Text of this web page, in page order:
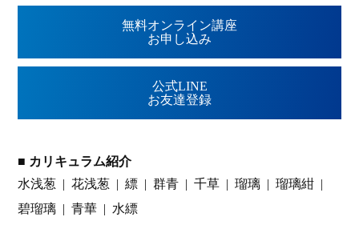
無料オンライン講座
お申し込み
公式LINE
お友達登録
■ カリキュラム紹介
水浅葱
花浅葱 縹 群青 千草 瑠璃
瑠璃紺
碧瑠璃
青華 水縹